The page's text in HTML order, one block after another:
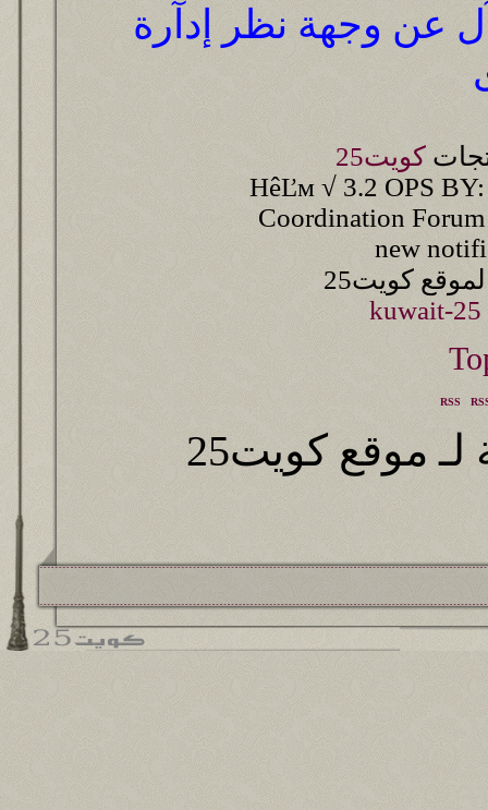
عن وجهة نظر إدآرة
كويت25
HêĽм √ 3.2 OPS BY:
Coordination
new
كويت25
kuwait-
RSS
موقع كويت25